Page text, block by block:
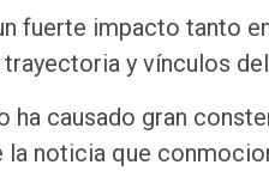
fuerte impacto tanto
y vínculos
ha causado gran
la noticia que